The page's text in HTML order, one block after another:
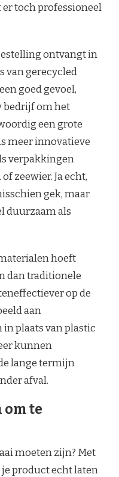
toch professioneel
ontvangt in
van gerecycled
goed gevoel,
bedrijf om het
een grote
meer innovatieve
verpakkingen
zeewier. Ja echt,
gek, maar
duurzaam als
hoeft
dan traditionele
op de
aan
plaats van plastic
kunnen
lange termijn
afval.
om te
moeten zijn? Met
product echt laten